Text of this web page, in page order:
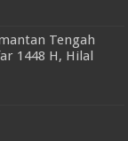
Tengah
1448 H, Hilal